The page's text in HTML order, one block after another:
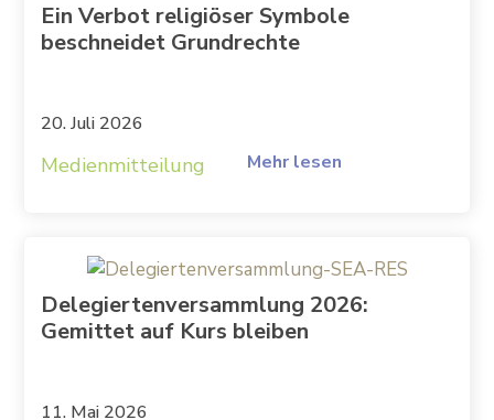
Ein Verbot religiöser Symbole
beschneidet Grundrechte
20. Juli 2026
Medienmitteilung Mehr lesen
Delegiertenversammlung 2026:
Gemittet auf Kurs bleiben
11. Mai 2026